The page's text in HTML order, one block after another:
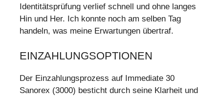
Identitätsprüfung verlief schnell und ohne langes
Hin und Her. Ich konnte noch am selben Tag
handeln, was meine Erwartungen übertraf.
EINZAHLUNGSOPTIONEN
Der Einzahlungsprozess auf Immediate 30
Sanorex (3000) besticht durch seine Klarheit und